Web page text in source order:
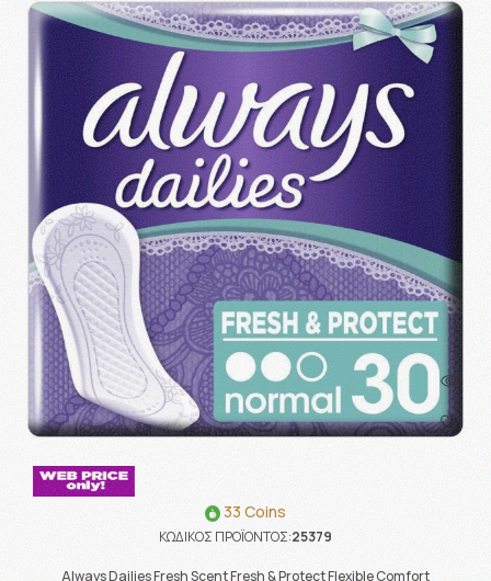
33 Coins
ΚΩΔΙΚΟΣ ΠΡΟΪΟΝΤΟΣ:25379
Always Dailies Fresh Scent Fresh & Protect Flexible Comfort